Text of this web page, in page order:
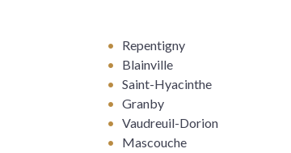
Repentigny
Blainville
Saint-Hyacinthe
Granby
Vaudreuil-Dorion
Mascouche